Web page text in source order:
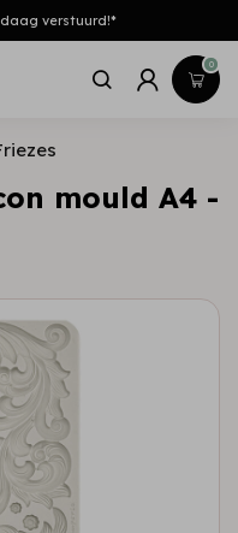
verstuurd!*
0
mould A4 -